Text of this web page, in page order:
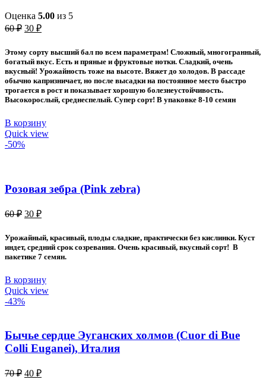
Оценка 5.00 из 5
60₽ Первоначальная
60 ₽.
30 ₽Текущая
30 ₽.
Этому сорту высший бал по всем параметрам! Сложный, многогранный,
богатый вкус. Есть и пряные и фруктовые нотки. Сладкий, очень
вкусный! Урожайность тоже на высоте. Вяжет до холодов. В рассаде
обычно капризничает, но после высадки на постоянное место быстро
трогается в рост и показывает хорошую болезнеустойчивость.
Высокорослый, среднеспелый. Супер сорт! В упаковке 8-10 семян
В корзину
Quick view
-50%
Розовая зебра (Pink zebra)
60₽ Первоначальная
составляла
60 ₽.
30 ₽Текущая
30 ₽.
Урожайный, красивый, плоды сладкие, практически без кислинки. Куст
индет, средний срок созревания. Очень красивый, вкусный сорт! В
пакетике 7 семян.
В корзину
Quick view
-43%
Бычье сердце Эуганских холмов (Cuor di Bue
Colli Euganei), Италия
70₽ Первоначальная
40 ₽Текущая